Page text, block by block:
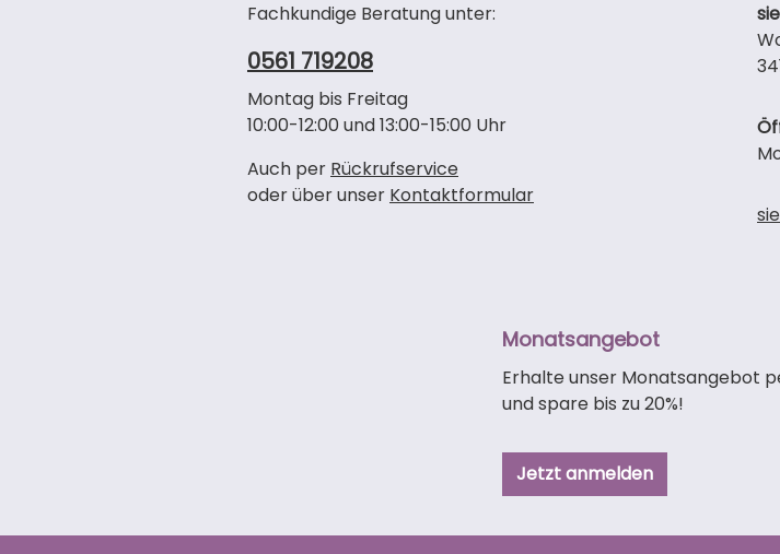
Fachkundige Beratung unter:
0561 719208
Montag bis Freitag
10:00-12:00 und 13:00-15:00 Uhr
Auch per Rückrufservice
oder über unser Kontaktformular
Monatsangebot
Erhalte unser Monatsangebot
und spare bis zu 20%!
Jetzt anmelden